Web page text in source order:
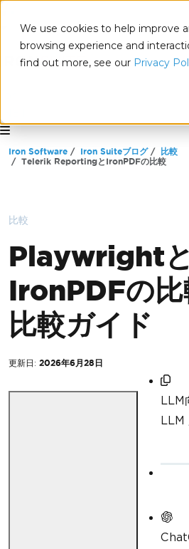
We use cookies to help improve
browsing experience and
find out more, see our Privacy
フッターコンテンツにスキップ
Iron Software Iron Suiteブログ
比較
Telerik ReportingとIronPDFの比較
比較
Playwrightと
IronPDFの比
比較ガイド
更新日: 2026年6月28日
LLM
LLM